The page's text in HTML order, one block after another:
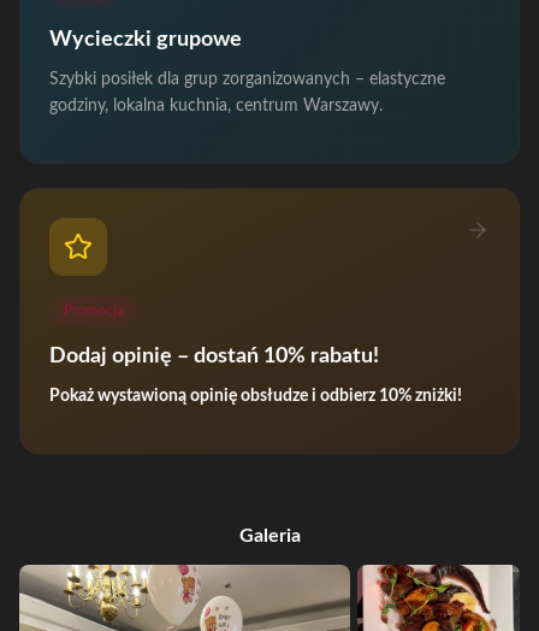
Wycieczki grupowe
Szybki posiłek dla grup zorganizowanych – elastyczne
godziny, lokalna kuchnia, centrum Warszawy.
Promocja
Dodaj opinię – dostań 10% rabatu!
Pokaż wystawioną opinię obsłudze i odbierz 10% zniżki!
Galeria